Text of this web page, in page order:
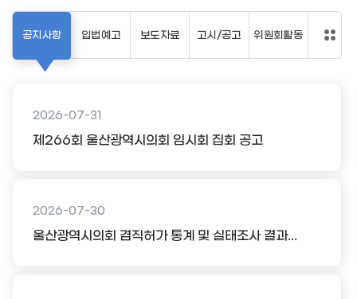
공지사항
2026-07-31
제266회 울산광역시의회 임시회 집회 공고
2026-07-30
울산광역시의회 겸직허가 통계 및 실태조사 결과...
입법예고 보도자료 고시/공고 위원회활동